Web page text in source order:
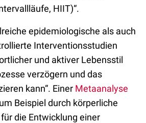
HIIT)“.
epidemiologische als auch
Interventionsstudien
und aktiver Lebensstil
verzögern und das
kann“. Einer Metaanalyse
Beispiel durch körperliche
die Entwicklung einer